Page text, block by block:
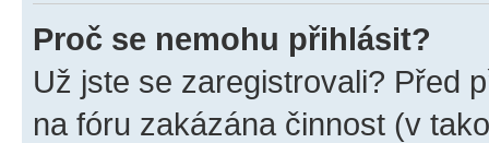
Proč se nemohu přihlásit?
Už jste se zaregistrovali? Před
na fóru zakázána činnost (v